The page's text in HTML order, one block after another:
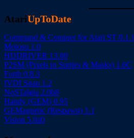
AtariUpToDate
Command & Conquer for Atari ST 0.1.1
Motosu 1.0
HDDRIVER 13.00
P2SM (Pixels to Sprites & Masks) 1.6C
Forth 0.8.3
fVDI Snap 1.2
NoSTalgia 2.0b8
Handy (GEM) 0.95
GEMagnetic (Respawn) 1.1
Vision 5.0a0